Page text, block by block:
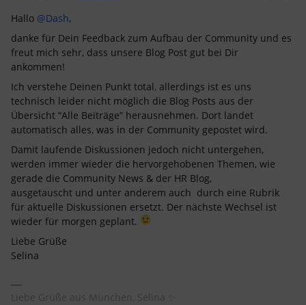
Hallo @Dash,
danke für Dein Feedback zum Aufbau der Community und es
freut mich sehr, dass unsere Blog Post gut bei Dir
ankommen!
Ich verstehe Deinen Punkt total, allerdings ist es uns
technisch leider nicht möglich die Blog Posts aus der
Übersicht “Alle Beiträge” herausnehmen. Dort landet
automatisch alles, was in der Community gepostet wird.
Damit laufende Diskussionen jedoch nicht untergehen,
werden immer wieder die hervorgehobenen Themen, wie
gerade die Community News & der HR Blog,
ausgetauscht und unter anderem auch durch eine Rubrik
für aktuelle Diskussionen ersetzt. Der nächste Wechsel ist
wieder für morgen geplant.
Liebe Grüße
Selina
Liebe Grüße aus München, Selina ✨